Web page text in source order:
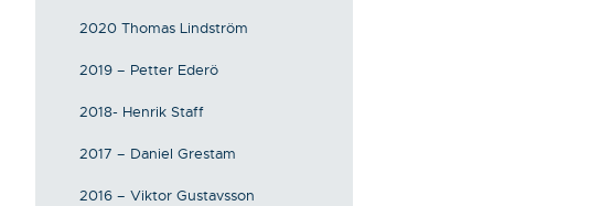
2020 Thomas Lindström
2019 – Petter Ederö
2018- Henrik Staff
2017 – Daniel Grestam
2016 – Viktor Gustavsson